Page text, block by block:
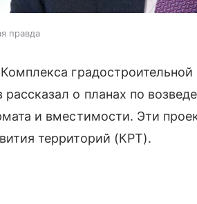
правда
о планах по
и вместимости. Эти
территорий (КРТ).